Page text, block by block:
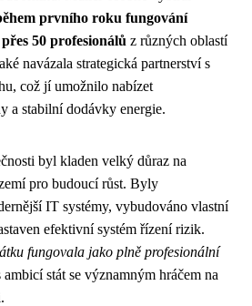
prvního roku fungování
50 profesionálů z různých oblastí
navázala strategická partnerství s
což jí umožnilo nabízet
a stabilní dodávky energie.
byl kladen velký důraz na
pro budoucí růst. Byly
IT systémy, vybudováno vlastní
efektivní systém řízení rizik.
fungovala jako plně profesionální
stát se významným hráčem na